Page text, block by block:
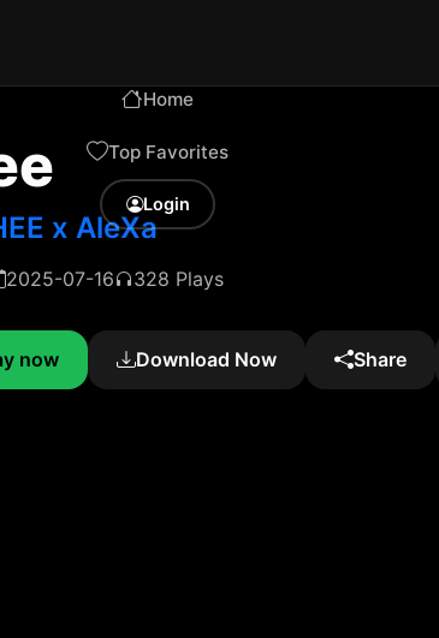
Home
Top Favorites
Login
x AleXa
2025-07-16 328 Plays
now Download Now Share